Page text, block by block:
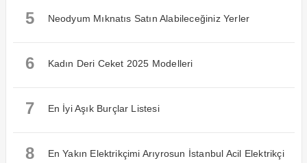
5 Neodyum Mıknatıs Satın Alabileceğiniz Yerler
6 Kadın Deri Ceket 2025 Modelleri
7 En İyi Aşık Burçlar Listesi
8 En Yakın Elektrikçimi Arıyrosun İstanbul Acil Elektrikçi